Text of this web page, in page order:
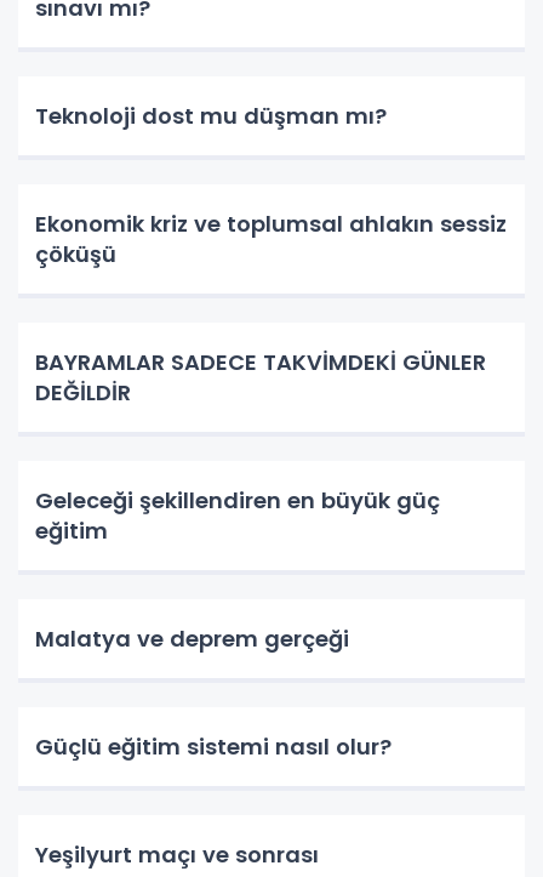
sınavı mı?
Teknoloji dost mu düşman mı?
Ekonomik kriz ve toplumsal ahlakın sessiz
çöküşü
BAYRAMLAR SADECE TAKVİMDEKİ GÜNLER
DEĞİLDİR
Geleceği şekillendiren en büyük güç
eğitim
Malatya ve deprem gerçeği
Güçlü eğitim sistemi nasıl olur?
Yeşilyurt maçı ve sonrası